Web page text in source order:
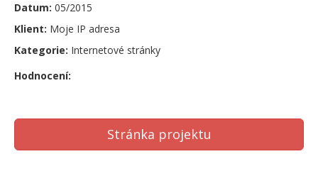
Datum: 05/2015
Klient: Moje IP adresa
Kategorie: Internetové stránky
Hodnocení:
Stránka projektu